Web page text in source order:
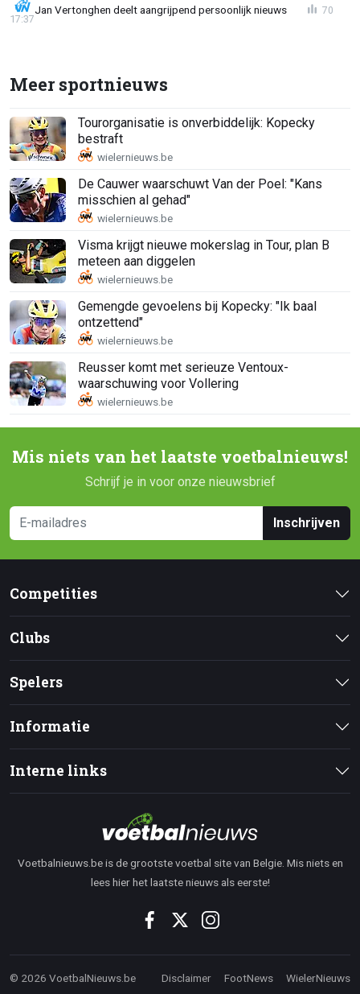
Jan Vertonghen deelt aangrijpend persoonlijk nieuws
17:37
70
Meer sportnieuws
Tourorganisatie is onverbiddelijk: Kopecky
bestraft
De Cauwer waarschuwt Van der Poel: "Kans
misschien al gehad"
Visma krijgt nieuwe mokerslag in Tour, plan B
meteen aan diggelen
Gemengde gevoelens bij Kopecky: "Ik baal
ontzettend"
Reusser komt met serieuze Ventoux-
waarschuwing voor Vollering
Mis niets van het laatste voetbalnieuws!
Schrijf je in voor onze nieuwsbrief
Inschrijven
Competities
Clubs
Spelers
Informatie
Interne links
Voetbalnieuws.be is de grootste voetbal site van Belgie. Mis niets en
lees hier het laatste nieuws als eerste!
© 2026 VoetbalNieuws.be Disclaimer FootNews WielerNieuws